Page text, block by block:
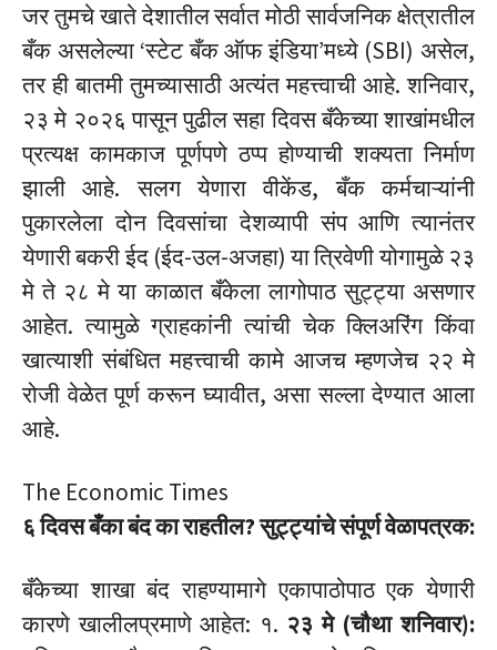
जर तुमचे खाते देशातील सर्वात मोठी सार्वजनिक क्षेत्रातील
बँक असलेल्या ‘स्टेट बँक ऑफ इंडिया’मध्ये (SBI) असेल,
तर ही बातमी तुमच्यासाठी अत्यंत महत्त्वाची आहे. शनिवार,
२३ मे २०२६ पासून पुढील सहा दिवस बँकेच्या शाखांमधील
प्रत्यक्ष कामकाज पूर्णपणे ठप्प होण्याची शक्यता निर्माण
झाली आहे.सलग येणारा वीकेंड, बँक कर्मचाऱ्यांनी
पुकारलेला दोन दिवसांचा देशव्यापी संप आणि त्यानंतर
येणारी बकरी ईद (ईद-उल-अजहा) या त्रिवेणी योगामुळे २३
मे ते २८ मे या काळात बँकेला लागोपाठ सुट्ट्या असणार
आहेत. त्यामुळे ग्राहकांनी त्यांची चेक क्लिअरिंग किंवा
खात्याशी संबंधित महत्त्वाची कामे आजच म्हणजेच २२ मे
रोजी वेळेत पूर्ण करून घ्यावीत, असा सल्ला देण्यात आला
आहे.
The Economic Times
६ दिवस बँका बंद का राहतील? सुट्ट्यांचे संपूर्ण वेळापत्रक:
बँकेच्या शाखा बंद राहण्यामागे एकापाठोपाठ एक येणारी
कारणे खालीलप्रमाणे आहेत: १. २३ मे (चौथा शनिवार):